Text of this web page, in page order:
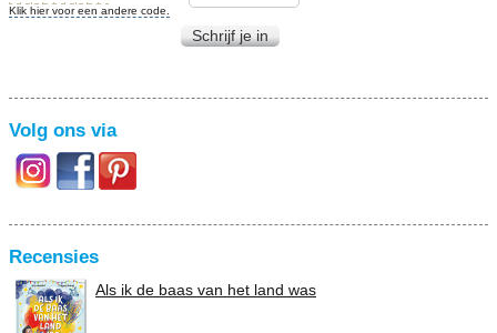
Klik hier voor een andere code.
Schrijf je in
Volg ons via
Recensies
Als ik de baas van het land was